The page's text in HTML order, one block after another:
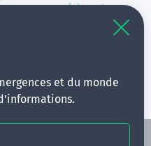
et du monde
à votre
requête en élargissant